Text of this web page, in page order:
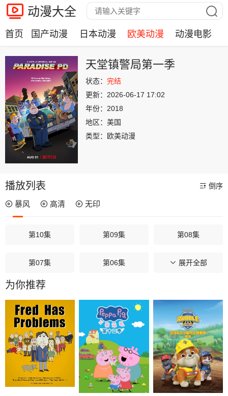
动漫大全
首页 国产动漫 日本动漫 欧美动漫 动漫电影
天堂镇警局第一季
状态： 完结
更新： 2026-06-17 17:02
年份： 2018
地区： 美国
类型：
欧美动漫
播放列表 倒序
暴风 高清 无印
第10集 第09集 第08集
第07集 第06集 第05集
第04集
第01集
展开全部
为你推荐